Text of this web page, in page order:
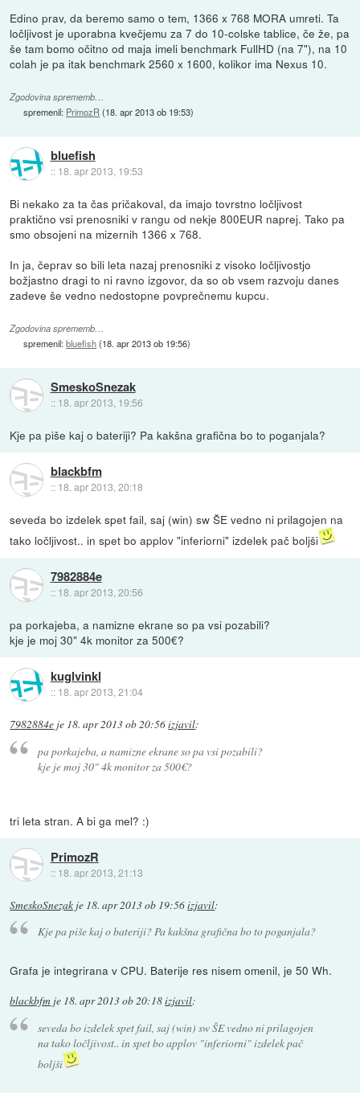
Edino prav, da beremo samo o tem, 1366 x 768 MORA umreti. Ta
ločljivost je uporabna kvečjemu za 7 do 10-colske tablice, če že, pa
še tam bomo očitno od maja imeli benchmark FullHD (na 7"), na 10
colah je pa itak benchmark 2560 x 1600, kolikor ima Nexus 10.
Zgodovina sprememb…
spremenil: PrimozR (18. apr 2013 ob 19:53)
bluefish
:: 18. apr 2013, 19:53
Bi nekako za ta čas pričakoval, da imajo tovrstno ločljivost
praktično vsi prenosniki v rangu od nekje 800EUR naprej. Tako pa
smo obsojeni na mizernih 1366 x 768.
In ja, čeprav so bili leta nazaj prenosniki z visoko ločljivostjo
božjastno dragi to ni ravno izgovor, da so ob vsem razvoju danes
zadeve še vedno nedostopne povprečnemu kupcu.
Zgodovina sprememb…
spremenil:bluefish(18. apr 2013 ob 19:56)
SmeskoSnezak
:: 18. apr 2013, 19:56
Kje pa piše kaj o bateriji? Pa kakšna grafična bo to poganjala?
blackbfm
:: 18. apr 2013, 20:18
seveda bo izdelek spet fail, saj (win) sw ŠE vedno ni prilagojen na
tako ločljivost.. in spet bo applov "inferiorni" izdelek pač boljši
7982884e
:: 18. apr 2013, 20:56
pa porkajeba, a namizne ekrane so pa vsi pozabili?
kje je moj 30" 4k monitor za 500€?
kuglvinkl
:: 18. apr 2013, 21:04
7982884e je 18. apr 2013 ob 20:56izjavil:
pa porkajeba, a namizne ekrane so pa vsi pozabili?
kje je moj 30" 4k monitor za 500€?
tri leta stran. A bi ga mel? :)
PrimozR
:: 18. apr 2013, 21:13
SmeskoSnezak je 18. apr 2013 ob 19:56izjavil:
Kje pa piše kaj o bateriji? Pa kakšna grafična bo to poganjala?
Grafa je integrirana v CPU. Baterije res nisem omenil, je 50 Wh.
blackbfm je 18. apr 2013 ob 20:18izjavil:
seveda bo izdelek spet fail, saj (win) sw ŠE vedno ni prilagojen
na tako ločljivost.. in spet bo applov "inferiorni" izdelek pač
boljši